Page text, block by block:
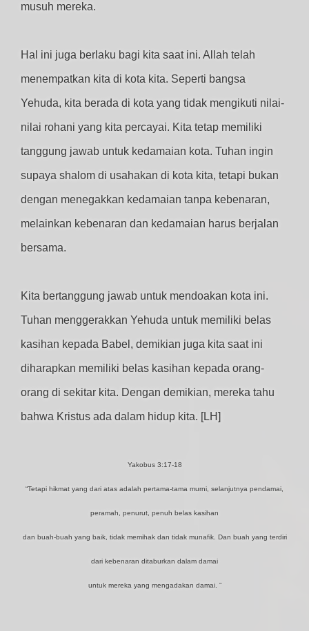
musuh mereka.
Hal ini juga berlaku bagi kita saat ini. Allah telah
menempatkan kita di kota kita. Seperti bangsa
Yehuda, kita berada di kota yang tidak mengikuti nilai-
nilai rohani yang kita percayai. Kita tetap memiliki
tanggung jawab untuk kedamaian kota. Tuhan ingin
supaya shalom di usahakan di kota kita, tetapi bukan
dengan menegakkan kedamaian tanpa kebenaran,
melainkan kebenaran dan kedamaian harus berjalan
bersama.
Kita bertanggung jawab untuk mendoakan kota ini.
Tuhan menggerakkan Yehuda untuk memiliki belas
kasihan kepada Babel, demikian juga kita saat ini
diharapkan memiliki belas kasihan kepada orang-
orang di sekitar kita. Dengan demikian, mereka tahu
bahwa Kristus ada dalam hidup kita. [LH]
Yakobus 3:17-18
“Tetapi hikmat yang dari atas adalah pertama-tama murni, selanjutnya pendamai,
peramah, penurut, penuh belas kasihan
dan buah-buah yang baik, tidak memihak dan tidak munafik. Dan buah yang terdiri
dari kebenaran ditaburkan dalam damai
untuk mereka yang mengadakan damai. ”